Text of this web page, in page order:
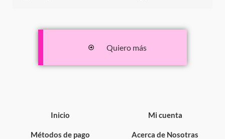
Quiero más
Inicio
Métodos de pago
Mi cuenta
Acerca de Nosotras